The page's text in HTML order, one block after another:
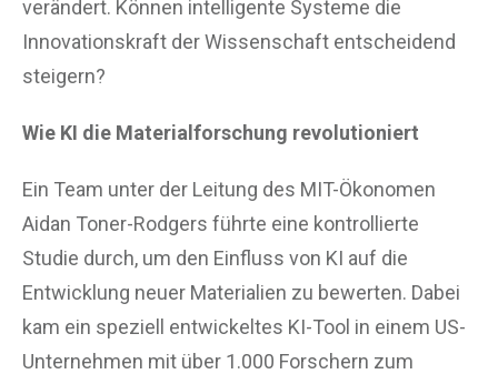
verändert. Können intelligente Systeme die
Innovationskraft der Wissenschaft entscheidend
steigern?
Wie KI die Materialforschung revolutioniert
Ein Team unter der Leitung des MIT-Ökonomen
Aidan Toner-Rodgers führte eine kontrollierte
Studie durch, um den Einfluss von KI auf die
Entwicklung neuer Materialien zu bewerten. Dabei
kam ein speziell entwickeltes KI-Tool in einem US-
Unternehmen mit über 1.000 Forschern zum